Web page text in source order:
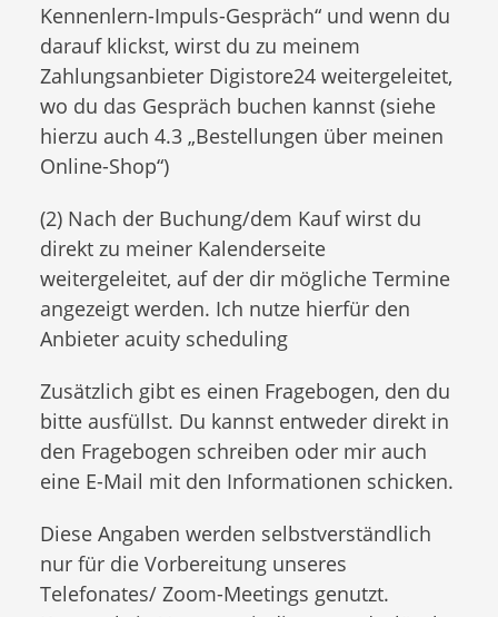
Kennenlern-Impuls-Gespräch“ und wenn du
darauf klickst, wirst du zu meinem
Zahlungsanbieter Digistore24 weitergeleitet,
wo du das Gespräch buchen kannst (siehe
hierzu auch 4.3 „Bestellungen über meinen
Online-Shop“)
(2) Nach der Buchung/dem Kauf wirst du
direkt zu meiner Kalenderseite
weitergeleitet, auf der dir mögliche Termine
angezeigt werden. Ich nutze hierfür den
Anbieter acuity scheduling
Zusätzlich gibt es einen Fragebogen, den du
bitte ausfüllst. Du kannst entweder direkt in
den Fragebogen schreiben oder mir auch
eine E-Mail mit den Informationen schicken.
Diese Angaben werden selbstverständlich
nur für die Vorbereitung unseres
Telefonates/ Zoom-Meetings genutzt.